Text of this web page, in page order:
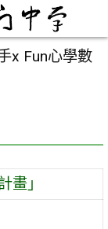
手x Fun心學數
畫」